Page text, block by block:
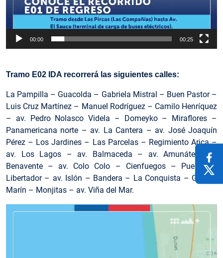
00:00 00:25
Tramo E02 IDA recorrerá las siguientes calles:
La Pampilla – Guacolda – Gabriela Mistral – Buen Pastor –
Luis Cruz Martínez – Manuel Rodríguez – Camilo Henríquez
– av. Pedro Nolasco Videla – Domeyko – Miraflores –
Panamericana norte – av. La Cantera – av. José Joaquín
Pérez – Los Jardines – Las Parcelas – Regimiento Arica –
av. Los Lagos – av. Balmaceda – av. Amunátegui –
Benavente – av. Colo Colo – Cienfuegos – Puente El
Libertador – av. Islón – Bandera – La Conquista – Gaspar
Marín – Monjitas – av. Viña del Mar.
Reproductor